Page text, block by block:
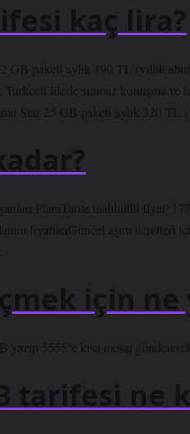
kaç lira?
paketi aylık 190 TL (yıllık
sınırsız konuşma
Star 25 GB paketi aylık 320 TL
Planı​Tarife taahhütlü
fiyatlarıGüncel aşım ücretleri
için ne
5555’e kısa mesaj
tarifesi ne